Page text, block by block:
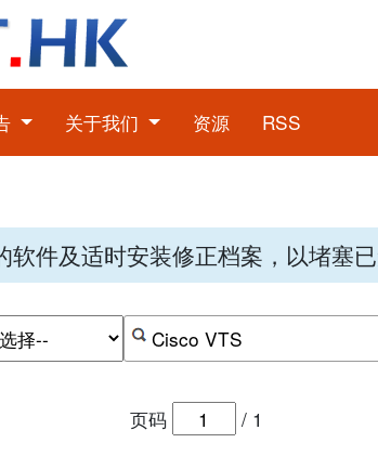
关于我们 资源 RSS
件及适时安装修正档案，以堵塞已
开始日期，格式为-日日-月月-年年年年。
搜索日期范围的结束日期，格式为-日日-月
按关键字或 CVE ID 搜寻保安警
页码 / 1